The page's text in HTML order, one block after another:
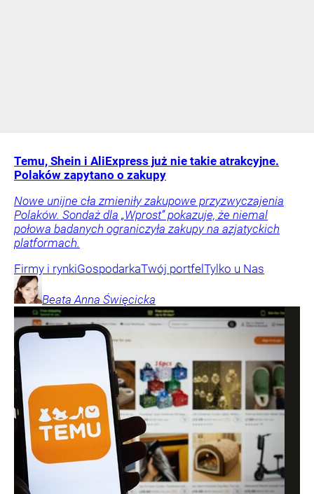
Temu, Shein i AliExpress już nie takie atrakcyjne.
Polaków zapytano o zakupy
Nowe unijne cła zmieniły zakupowe przyzwyczajenia
Polaków. Sondaż dla „Wprost” pokazuje, że niemal
połowa badanych ograniczyła zakupy na azjatyckich
platformach.
Firmy i rynkiGospodarkaTwój portfel Tylko u Nas
Beata Anna Święcicka